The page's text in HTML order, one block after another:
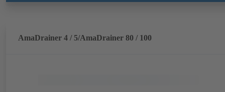
AmaDrainer 4 / 5/AmaDrainer 80 / 100